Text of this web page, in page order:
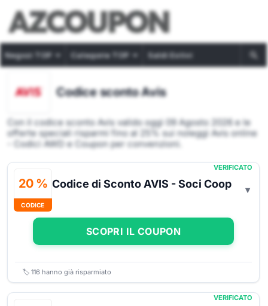
Negozi TOP Categorie TOP Saldi Estivi
Codice sconto Avis
Con il codice sconto Avis valido oggi 09 Agosto 2026 e le
offerte speciali risparmi fino al 25% sui noleggi Avis online
- Codici AWD e Coupon per convenzioni.
20 %
CODICE
VERIFICATO
Codice di Sconto AVIS - Soci Coop
SCOPRI IL COUPON
🏷️ 116 hanno già risparmiato
VERIFICATO